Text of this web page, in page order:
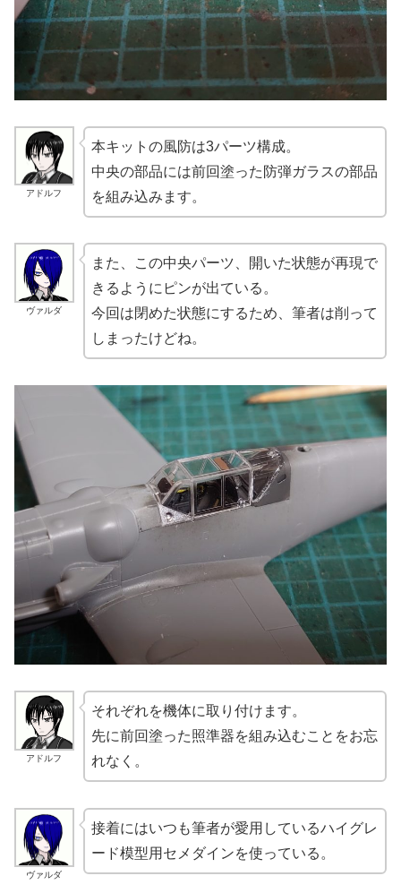
アドルフ
本キットの風防は3パーツ構成。
中央の部品には前回塗った防弾ガラスの部品
を組み込みます。
ヴァルダ
また、この中央パーツ、開いた状態が再現で
きるようにピンが出ている。
今回は閉めた状態にするため、筆者は削って
しまったけどね。
アドルフ
それぞれを機体に取り付けます。
先に前回塗った照準器を組み込むことをお忘
れなく。
ヴァルダ
接着にはいつも筆者が愛用しているハイグレ
ード模型用セメダインを使っている。